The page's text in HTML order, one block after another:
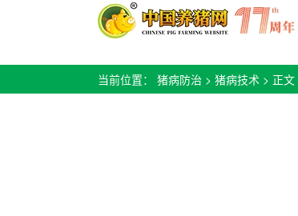
当前位置： 猪病防治 > 猪病技术 > 正文